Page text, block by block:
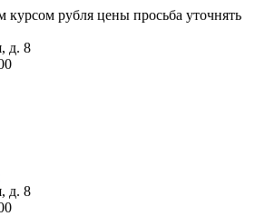
курсом рубля цены просьба уточнять
д. 8
д. 8